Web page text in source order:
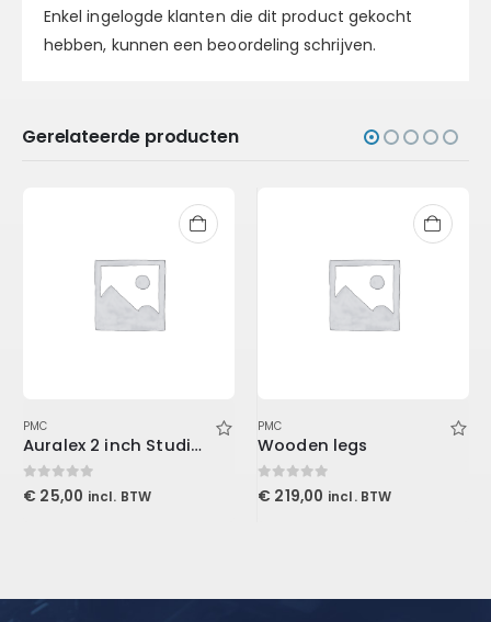
Enkel ingelogde klanten die dit product gekocht
hebben, kunnen een beoordeling schrijven.
Gerelateerde producten
PMC
Auralex 2 inch Studiofoam-T
0out of 5
€ 25,00 incl. BTW
PMC
Wooden legs
0out of 5
€ 219,00 incl. BTW